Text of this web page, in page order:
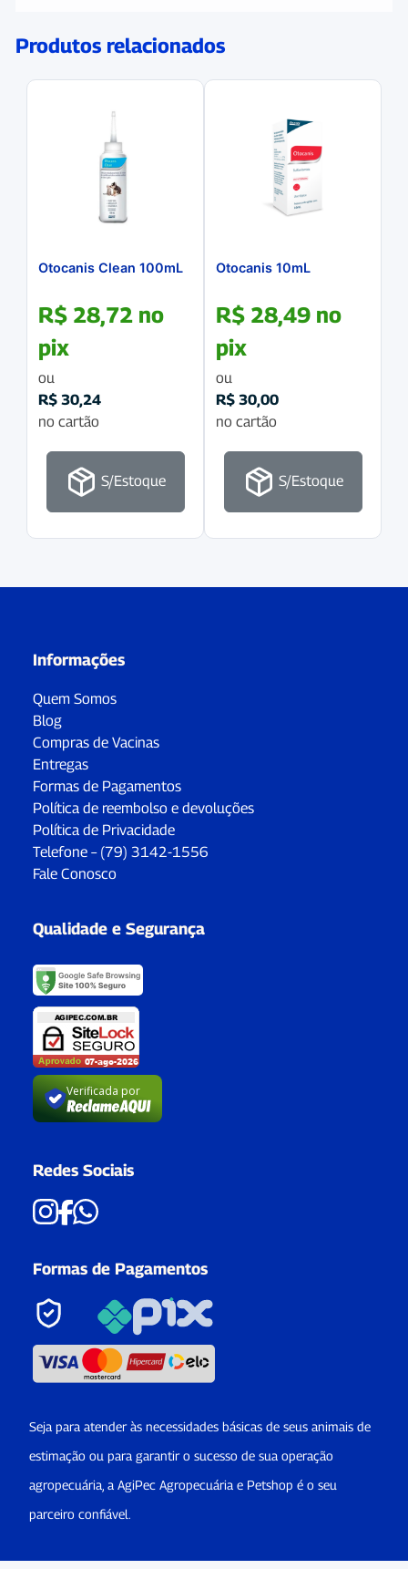
Produtos relacionados
Otocanis Clean 100mL
R$ 28,72 no
pix
ou
R$ 30,24
no cartão
S/Estoque
Otocanis 10mL
R$ 28,49 no
pix
ou
R$ 30,00
no cartão
S/Estoque
Informações
Quem Somos
Blog
Compras de Vacinas
Entregas
Formas de Pagamentos
Política de reembolso e devoluções
Política de Privacidade
Telefone – (79) 3142-1556
Fale Conosco
Qualidade e Segurança
Verificada por
Redes Sociais
Formas de Pagamentos
Seja para atender às necessidades básicas de seus animais de
estimação ou para garantir o sucesso de sua operação
agropecuária, a AgiPec Agropecuária e Petshop é o seu
parceiro confiável.